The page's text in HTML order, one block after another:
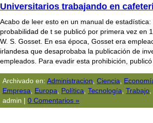
Universitarios trabajando en
Acabo de leer esto en un manual de
probabilidad de t se publicó por primera vez en
W. S. Gosset. En esa época, Gosset era
irlandesa que desaprobaba la publicación de
empleados. Para evadir esta prohibición,
Archivado en: Administracion Ciencia
Empresa
Europa Polí­tica Tecnologí­a Trabajo
admin | 0 Comentarios »